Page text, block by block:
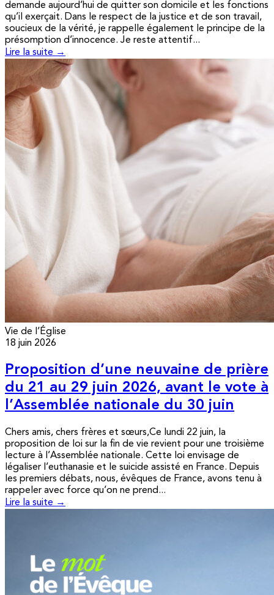
demande aujourd’hui de quitter son domicile et les fonctions
qu’il exerçait. Dans le respect de la justice et de son travail,
soucieux de la vérité, je rappelle également le principe de la
présomption d’innocence. Je reste attentif...
Lire la suite →
Vie de l’Église
18 juin 2026
Proposition d’une neuvaine de prière
du 21 au 29 juin 2026, avant le vote à
l’Assemblée nationale du 30 juin
Chers amis, chers frères et sœurs,Ce lundi 22 juin, la
proposition de loi sur la fin de vie revient pour une troisième
lecture à l’Assemblée nationale. Cette loi envisage de
légaliser l’euthanasie et le suicide assisté en France. Depuis
les premiers débats, nous, évêques de France, avons tenu à
rappeler avec force qu’on ne prend...
Lire la suite →